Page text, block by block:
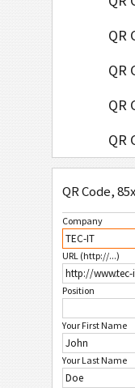
QR
QR
QR
QR
QR
QR
QR
W
F
Company
URL (http://...)
Position
Your First Name
Your Last Name